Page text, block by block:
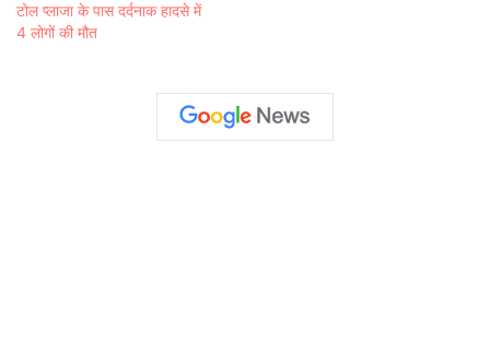
टोल प्लाजा के पास दर्दनाक हादसे में
4 लोगों की मौत